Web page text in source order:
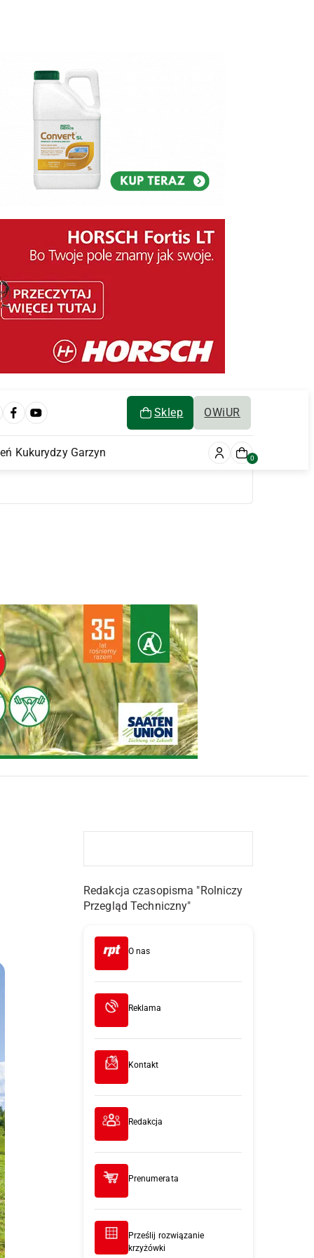
Sklep OWiUR
Kukurydzy Garzyn 0
Redakcja czasopisma "Rolniczy
Przegląd Techniczny"
O nas
Reklama
Kontakt
Redakcja
Prenumerata
Prześlij rozwiązanie
krzyżówki